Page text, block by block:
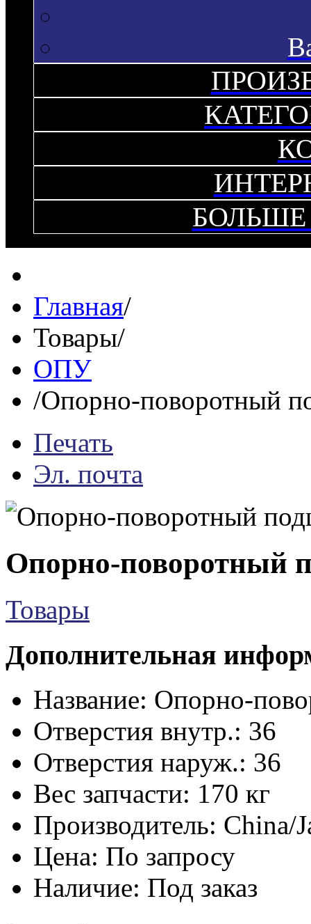
Главная/
Товары/
ОПУ
/Опорно-поворотный
Печать
Эл. почта
Опорно-поворотный
Товары
Дополнительная
Название: Опорно-
Отверстия внутр.: 36
Отверстия наруж.: 36
Вес запчасти: 170 кг
Производитель: China/
Цена: По запросу
Наличие: Под заказ